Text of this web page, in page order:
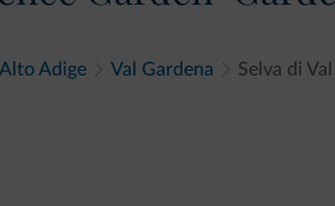
Alto Adige Val Gardena Selva di